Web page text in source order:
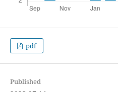
pdf
Published